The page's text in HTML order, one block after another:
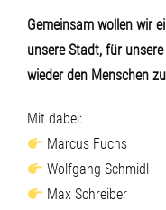
Gemeinsam wollen wir
unsere Stadt, für
wieder den Menschen
Mit dabei:
Marcus Fuchs
Wolfgang Schmidl
Max Schreiber